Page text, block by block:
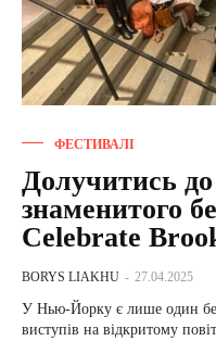
ФЕСТИВАЛІ
Долучитись
знаменитого
Celebrate
BORYS LIAKHU - 27.04.2025
У Нью-Йорку є лише один
виступів на відкритому